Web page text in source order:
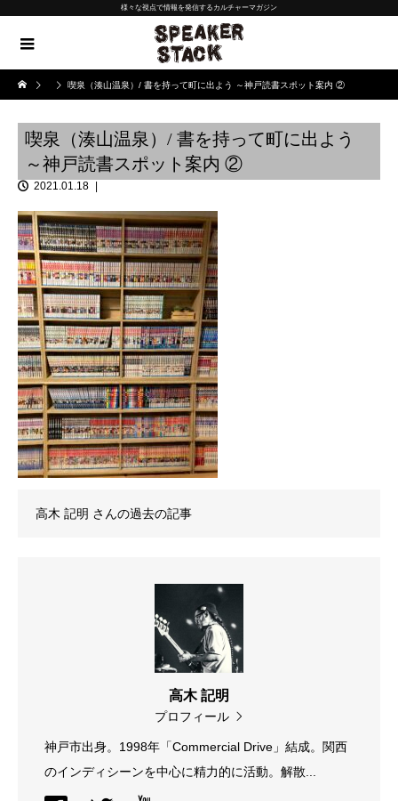
様々な視点で情報を発信するカルチャーマガジン
喫泉（湊山温泉）/ 書を持って町に出よう ～神戸読書スポット案内 ②
喫泉（湊山温泉）/ 書を持って町に出よう
～神戸読書スポット案内 ②
2021.01.18
高木 記明 さんの過去の記事
高木 記明
プロフィール
神戸市出身。1998年「Commercial Drive」結成。関西
のインディシーンを中心に精力的に活動。解散...